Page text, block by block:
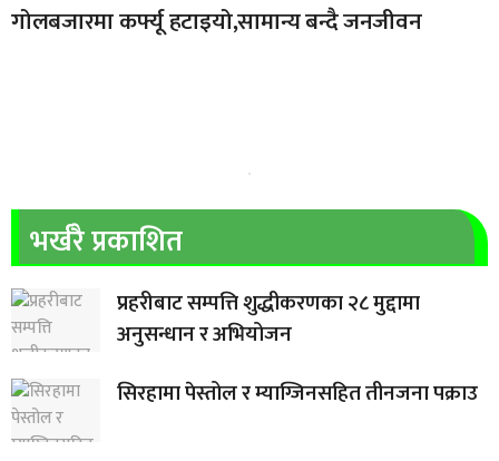
गोलबजारमा कर्फ्यू हटाइयो,सामान्य बन्दै जनजीवन
भर्खरै प्रकाशित
प्रहरीबाट सम्पत्ति शुद्धीकरणका २८ मुद्दामा
अनुसन्धान र अभियोजन
सिरहामा पेस्तोल र म्याग्जिनसहित तीनजना पक्राउ